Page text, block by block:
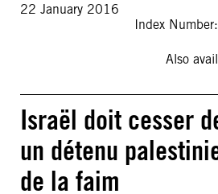
22 January 2016
Index
Also
Israël doit cesser
un détenu
de la faim